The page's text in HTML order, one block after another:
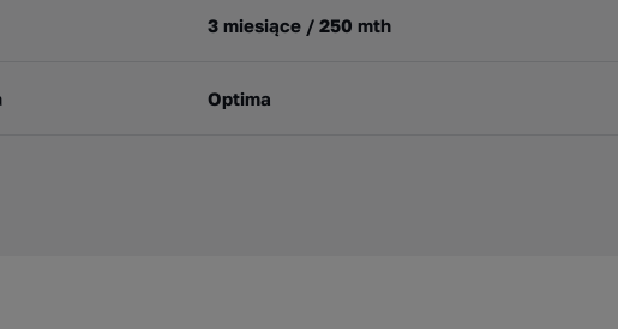
3 miesiące / 250 mth
Optima